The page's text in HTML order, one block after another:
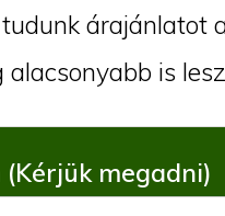
árajánlatot
alacsonyabb is
(Kérjük megadni)